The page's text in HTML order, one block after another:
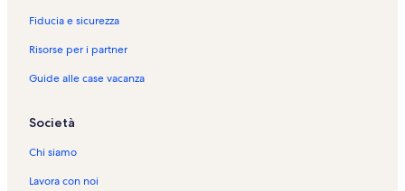
Fiducia e sicurezza
Risorse per i partner
Guide alle case vacanza
Società
Chi siamo
Lavora con noi